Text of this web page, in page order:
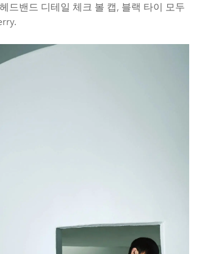
드밴드 디테일 체크 볼 캡, 블랙 타이 모두